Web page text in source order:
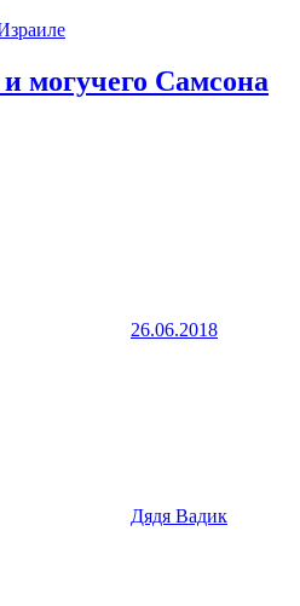
могучего Самсона
26.06.2018
Дядя Вадик